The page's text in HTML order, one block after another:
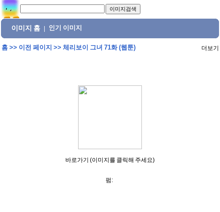
이미지 홈 인기 이미지
홈>> 이전 페이지 >> 체리보이 그녀 71화 (웹툰) 더보기
바로가기 (이미지를 클릭해 주세요)
펌: